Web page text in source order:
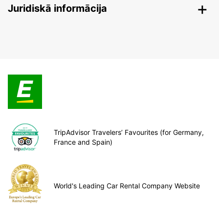
Juridiskā informācija
TripAdvisor Travelers’ Favourites (for Germany,
France and Spain)
World's Leading Car Rental Company Website